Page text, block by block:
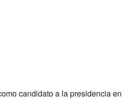
candidato a la presidencia en